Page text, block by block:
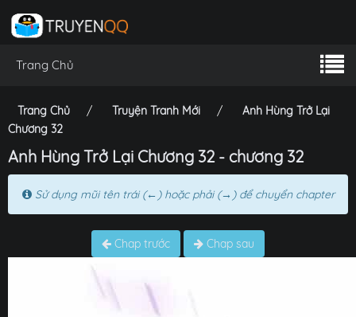
Trang Chủ
Trang Chủ Truyện Tranh Mới
Anh Hùng Trở Lại
Chương 32
Anh Hùng Trở Lại Chương 32 - chương 32
Sử dụng mũi tên trái (←) hoặc phải (→) để chuyển chapter
Chap trước Chap sau